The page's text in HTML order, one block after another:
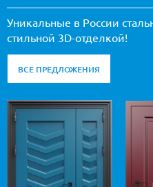
Уникальные в России
стильной 3D-отделкой!
ВСЕ ПРЕДЛОЖЕНИЯ